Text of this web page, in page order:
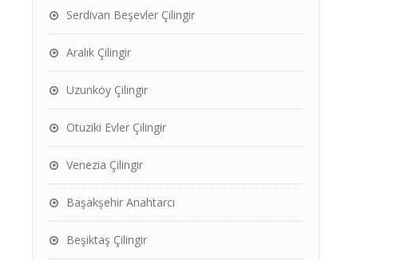
Serdivan Beşevler Çilingir
Aralık Çilingir
Uzunköy Çilingir
Otuziki Evler Çilingir
Venezia Çilingir
Başakşehir Anahtarcı
Beşiktaş Çilingir